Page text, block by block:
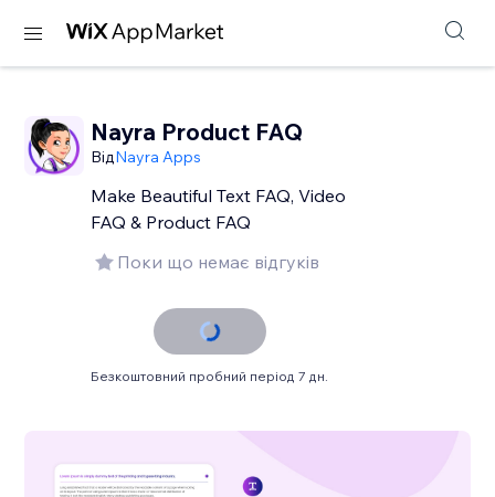
Nayra Product FAQ
ВідNayra Apps
Make Beautiful Text FAQ, Video
FAQ & Product FAQ
Поки що немає відгуків
Безкоштовний пробний період 7 дн.